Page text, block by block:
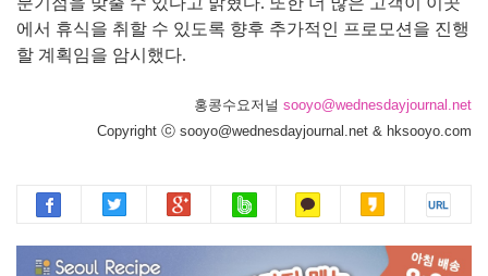
에서 휴식을 취할 수 있도록 향후 추가적인 프로모션을 진행
할 계획임을 암시했다.
홍콩수요저널 sooyo@wednesdayjournal.net
Copyright ⓒ sooyo@wednesdayjournal.net & hksooyo.com